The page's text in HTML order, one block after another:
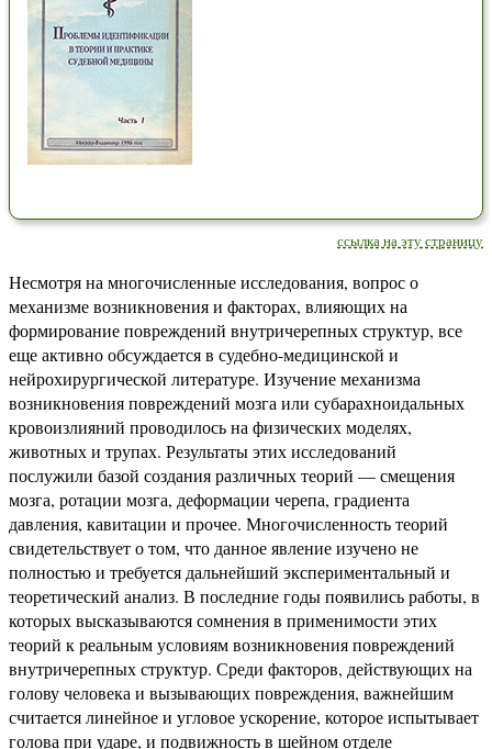
ссылка на эту страницу
Несмотря на многочисленные исследования, вопрос о
механизме возникновения и факторах, влияющих на
формирование повреждений внутричерепных структур, все
еще активно обсуждается в судебно-медицинской и
нейрохирургической литературе. Изучение механизма
возникновения повреждений мозга или субарахноидальных
кровоизлияний проводилось на физических моделях,
животных и трупах. Результаты этих исследований
послужили базой создания различных теорий — смещения
мозга, ротации мозга, деформации черепа, градиента
давления, кавитации и прочее. Многочисленность теорий
свидетельствует о том, что данное явление изучено не
полностью и требуется дальнейший экспериментальный и
теоретический анализ. В последние годы появились работы, в
которых высказываются сомнения в применимости этих
теорий к реальным условиям возникновения повреждений
внутричерепных структур. Среди факторов, действующих на
голову человека и вызывающих повреждения, важнейшим
считается линейное и угловое ускорение, которое испытывает
голова при ударе, и подвижность в шейном отделе